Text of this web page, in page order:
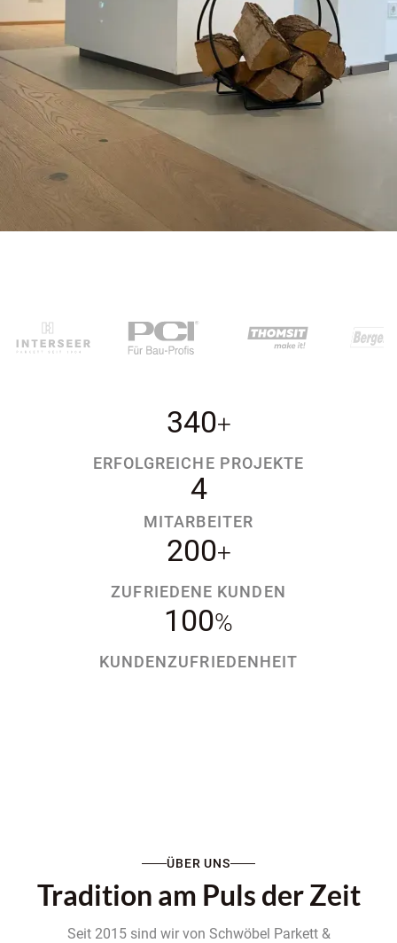
340+
ERFOLGREICHE PROJEKTE
4
MITARBEITER
200+
ZUFRIEDENE KUNDEN
100%
KUNDENZUFRIEDENHEIT
ÜBER UNS
Tradition am Puls der Zeit
Seit 2015 sind wir von Schwöbel Parkett &